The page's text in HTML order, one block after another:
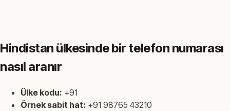
Hindistan ülkesinde bir telefon numarası
nasıl aranır
Ülke kodu: +91
Örnek sabit hat: +91 98765 43210